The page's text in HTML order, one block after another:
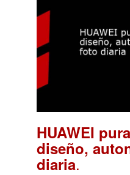
HUAWEI
diseño,
diaria.